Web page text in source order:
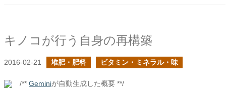
キノコが行う自身の再構築
2016-02-21 堆肥・肥料 ビタミン・ミネラル・味
/** Geminiが自動生成した概要 **/